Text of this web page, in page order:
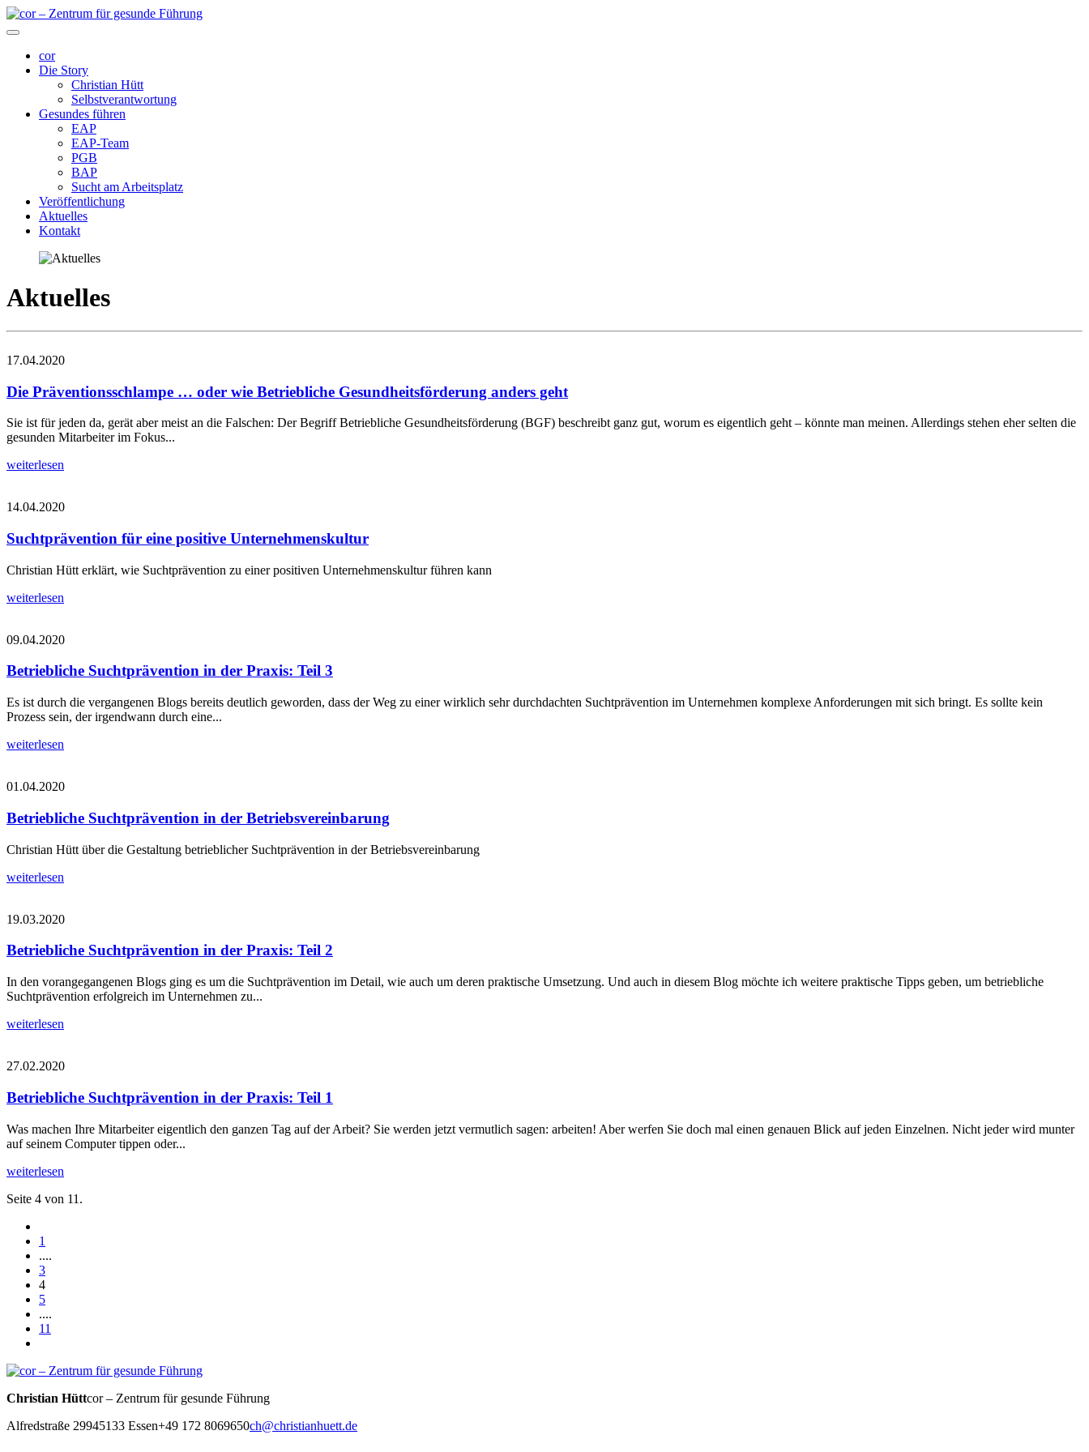
cor
Die Story
Christian Hütt
Selbstverantwortung
Gesundes führen
EAP
EAP-Team
PGB
BAP
Sucht am Arbeitsplatz
Veröffentlichung
Aktuelles
Kontakt
Aktuelles
17.04.2020
Die Präventionsschlampe … oder wie Betriebliche Gesundheitsförderung anders geht
Sie ist für jeden da, gerät aber meist an die Falschen: Der Begriff Betriebliche Gesundheitsförderung (BGF) beschreibt ganz gut, worum es eigentlich geht – könnte man meinen. Allerdings stehen eher selten die
gesunden Mitarbeiter im Fokus...
weiterlesen
14.04.2020
Suchtprävention für eine positive Unternehmenskultur
Christian Hütt erklärt, wie Suchtprävention zu einer positiven Unternehmenskultur führen kann
weiterlesen
09.04.2020
Betriebliche Suchtprävention in der Praxis: Teil 3
Es ist durch die vergangenen Blogs bereits deutlich geworden, dass der Weg zu einer wirklich sehr durchdachten Suchtprävention im Unternehmen komplexe Anforderungen mit sich bringt. Es sollte kein
Prozess sein, der irgendwann durch eine...
weiterlesen
01.04.2020
Betriebliche Suchtprävention in der Betriebsvereinbarung
Christian Hütt über die Gestaltung betrieblicher Suchtprävention in der Betriebsvereinbarung
weiterlesen
19.03.2020
Betriebliche Suchtprävention in der Praxis: Teil 2
In den vorangegangenen Blogs ging es um die Suchtprävention im Detail, wie auch um deren praktische Umsetzung. Und auch in diesem Blog möchte ich weitere praktische Tipps geben, um betriebliche
Suchtprävention erfolgreich im Unternehmen zu...
weiterlesen
27.02.2020
Betriebliche Suchtprävention in der Praxis: Teil 1
Was machen Ihre Mitarbeiter eigentlich den ganzen Tag auf der Arbeit? Sie werden jetzt vermutlich sagen: arbeiten! Aber werfen Sie doch mal einen genauen Blick auf jeden Einzelnen. Nicht jeder wird munter
auf seinem Computer tippen oder...
weiterlesen
Seite 4 von 11.
1
....
3
4
5
....
11
Christian Hüttcor – Zentrum für gesunde Führung
Alfredstraße 29945133 Essen+49 172 8069650ch@christianhuett.de